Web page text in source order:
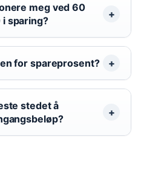
meg ved 60
sparing?
for spareprosent?
stedet å